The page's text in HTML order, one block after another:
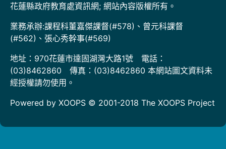
花蓮縣政府教育處資訊網; 網站內容版權所有。
業務承辦:課程科董嘉傑課督(#578)、曾元科課督
(#562)、張心秀幹事(#569)
地址：970花蓮市達固湖灣大路1號 電話：
(03)8462860 傳真：(03)8462860 本網站圖文資料未
經授權請勿使用。
Powered by XOOPS © 2001-2018 The XOOPS Project